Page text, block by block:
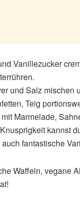
Vanillezucker
und Salz mischen
Teig
Marmelade,
kannst
fantastische
Waffeln, vegane